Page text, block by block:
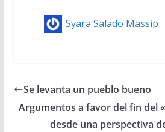
Syara Salado Massip
Se levanta un pueblo bueno
Argumentos a favor del fin del
desde una perspectiva